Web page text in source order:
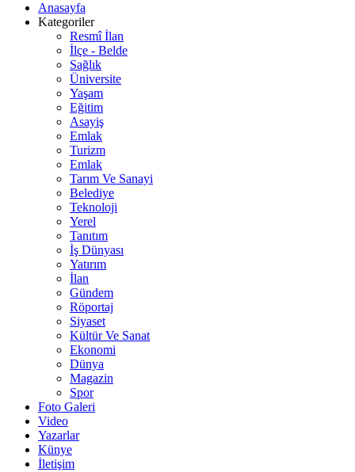
Anasayfa
Kategoriler
Resmî İlan
İlçe - Belde
Sağlık
Üniversite
Yaşam
Eğitim
Asayiş
Emlak
Turizm
Emlak
Tarım Ve Sanayi
Belediye
Teknoloji
Yerel
Tanıtım
İş Dünyası
Yatırım
İlan
Gündem
Röportaj
Siyaset
Kültür Ve Sanat
Ekonomi
Dünya
Magazin
Spor
Foto Galeri
Video
Yazarlar
Künye
İletişim